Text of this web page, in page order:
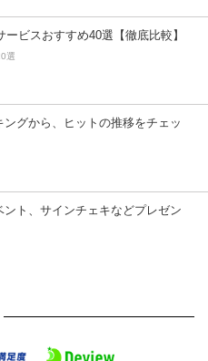
ービスおすすめ40選【徹底比較】
選
グから、ヒットの推移をチェッ
ント、サインチェキなどプレゼン